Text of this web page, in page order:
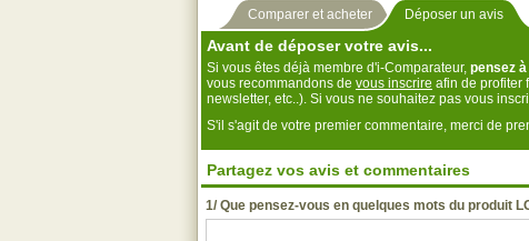
Comparer et acheter Déposer un avis
Avant de déposer votre avis...
Si vous êtes déjà membre d'i-Comparateur, pensez à
vous recommandons de vous inscrire afin de profiter
newsletter, etc..). Si vous ne souhaitez pas vous
S'il s'agit de votre premier commentaire, merci de
Partagez vos avis et commentaires
1/ Que pensez-vous en quelques mots du produit